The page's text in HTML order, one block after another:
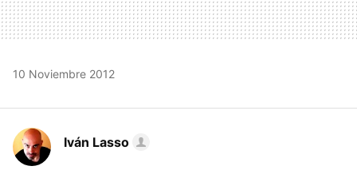
10 Noviembre 2012
Iván Lasso